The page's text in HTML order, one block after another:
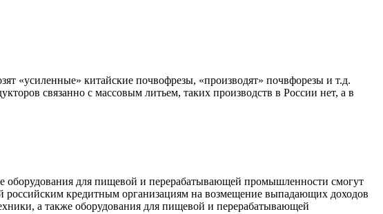
«усиленные» китайские почвофрезы, «производят» почвфорезы и т.д.
связанно с массовым литьем, таких производств в России нет, а в
оборудования для пищевой и перерабатывающей промышленности смогут
российским кредитным организациям на возмещение выпадающих доходов
а также оборудования для пищевой и перерабатывающей